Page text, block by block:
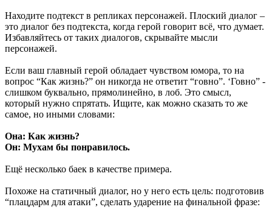
Находите подтекст в репликах персонажей. Плоский диалог –
это диалог без подтекста, когда герой говорит всё, что думает.
Избавляйтесь от таких диалогов, скрывайте мысли
персонажей.
Если ваш главный герой обладает чувством юмора, то на
вопрос “Как жизнь?” он никогда не ответит “говно”. ‘Говно” -
слишком буквально, прямолинейно, в лоб. Это смысл,
который нужно спрятать. Ищите, как можно сказать то же
самое, но иными словами:
Она: Как жизнь?
Он: Мухам бы понравилось.
Ещё несколько баек в качестве примера.
Похоже на статичный диалог, но у него есть цель: подготовив
“плацдарм для атаки”, сделать ударение на финальной фразе: